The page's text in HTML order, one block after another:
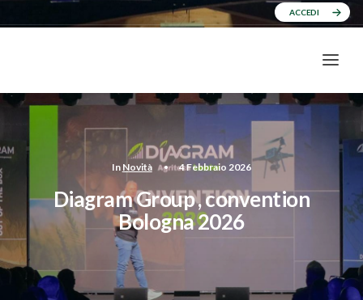
ACCEDI
In Novità • 4 Febbraio 2026
Diagram Group , convention
Bologna 2026